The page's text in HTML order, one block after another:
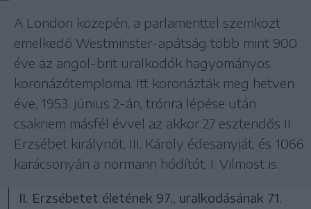
A London közepén, a parlamenttel szemközt
emelkedő Westminster-apátság több mint 900
éve az angol-brit uralkodók hagyományos
koronázótemploma. Itt koronázták meg hetven
éve, 1953. június 2-án, trónra lépése után
csaknem másfél évvel az akkor 27 esztendős II.
Erzsébet királynőt, III. Károly édesanyját, és 1066
karácsonyán a normann hódítót, I. Vilmost is.
II. Erzsébetet életének 97., uralkodásának 71.